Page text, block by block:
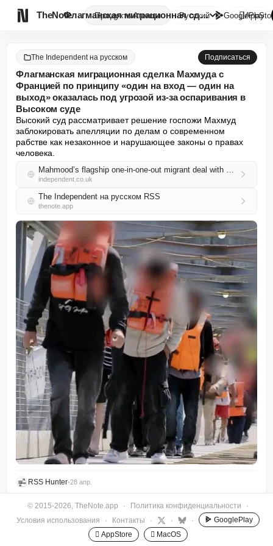
TheNote ПродуктыАгенты Флагманская миграционная сделк...
Русский GooglePlay

The Independent на русском Подписаться
Флагманская миграционная сделка Махмуда с
Францией по принципу «один на вход — один на
выход» оказалась под угрозой из-за оспаривания в
Высоком суде
Высокий суд рассматривает решение госпожи Махмуд
заблокировать апелляции по делам о современном
рабстве как незаконное и нарушающее законы о правах
человека.
Mahmood’s flagship one-in-one-out migrant deal with France put in jeopardy by High Court challenge
independent.co.uk
The Independent на русском RSS
thenote.app
RSS Hunter•28 апр.
© 2015-2026, TheNote.app · Политика конфиденциальности
·
Условия использования
· Контакты · · ·
GooglePlay
 AppStore
 MacOS